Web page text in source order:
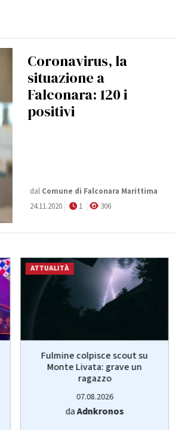
Coronavirus, la
situazione a
Falconara: 120 i
positivi
dal Comune di Falconara Marittima
24.11.2020
1 306
ATTUALITÀ
Fulmine colpisce scout su
Monte Livata: grave un
ragazzo
07.08.2026
daAdnkronos